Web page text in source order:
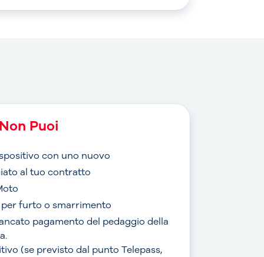
Puoi
con uno nuovo
al tuo contratto
furto o smarrimento
pagamento del pedaggio della
(se previsto dal punto Telepass,